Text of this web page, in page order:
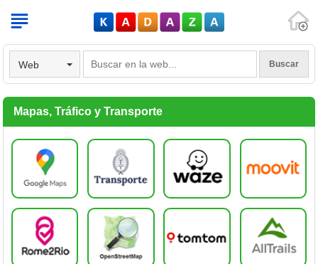
WebV
Mapas, Tráfico y Transporte